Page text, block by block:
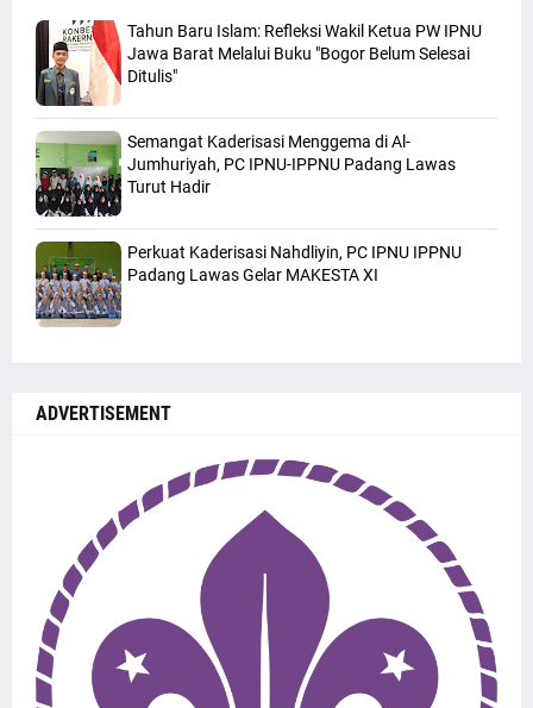
Tahun Baru Islam: Refleksi Wakil Ketua PW IPNU
Jawa Barat Melalui Buku "Bogor Belum Selesai
Ditulis"
Semangat Kaderisasi Menggema di Al-
Jumhuriyah, PC IPNU-IPPNU Padang Lawas
Turut Hadir
Perkuat Kaderisasi Nahdliyin, PC IPNU IPPNU
Padang Lawas Gelar MAKESTA XI
ADVERTISEMENT